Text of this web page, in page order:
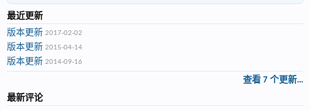
最近更新
版本更新 2017-02-02
版本更新 2015-04-14
版本更新 2014-09-16
查看 7 个更新...
最新评论